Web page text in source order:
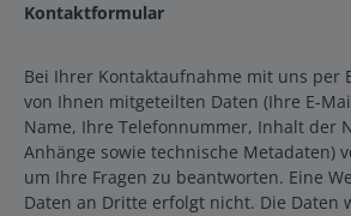
Kontaktformular
Bei Ihrer Kontaktaufnahme mit uns per
von Ihnen mitgeteilten Daten (Ihre E-
Name, Ihre Telefonnummer, Inhalt der
Anhänge sowie technische Metadaten)
um Ihre Fragen zu beantworten. Eine
Daten an Dritte erfolgt nicht. Die Daten